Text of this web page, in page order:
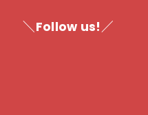
＼Follow us!／